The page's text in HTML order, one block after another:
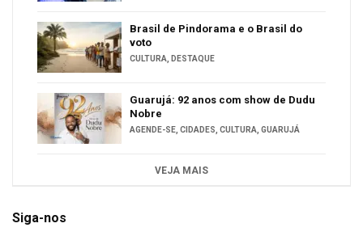
Brasil de Pindorama e o Brasil do
voto
CULTURA, DESTAQUE
Guarujá: 92 anos com show de Dudu
Nobre
AGENDE-SE, CIDADES, CULTURA, GUARUJÁ
VEJA MAIS
Siga-nos